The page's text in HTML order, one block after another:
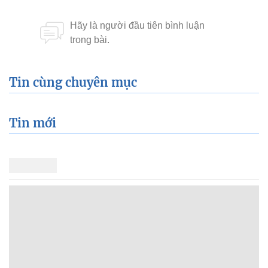
Tin cùng chuyên mục
Tin mới